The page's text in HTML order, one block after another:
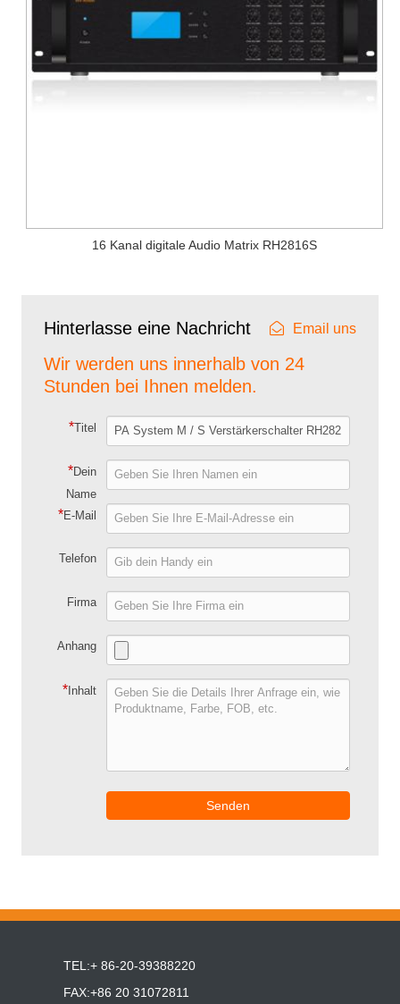
16 Kanal digitale Audio Matrix RH2816S
Hinterlasse eine Nachricht Email uns
Wir werden uns innerhalb von 24
Stunden bei Ihnen melden.
*Titel
*Dein
Name
*E-Mail
Telefon
Firma
Anhang
*Inhalt
Senden
TEL:+ 86-20-39388220
FAX:+86 20 31072811